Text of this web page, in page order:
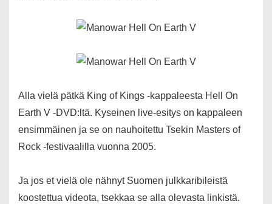
Alla vielä pätkä King of Kings -kappaleesta Hell On
Earth V -DVD:ltä. Kyseinen live-esitys on kappaleen
ensimmäinen ja se on nauhoitettu Tsekin Masters of
Rock -festivaalilla vuonna 2005.
Ja jos et vielä ole nähnyt Suomen julkkaribileistä
koostettua videota, tsekkaa se alla olevasta linkistä.